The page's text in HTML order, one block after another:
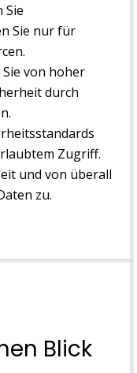
Sie
Sie nur für
von hoher
durch
Zugriff.
und von überall
zu.
Blick